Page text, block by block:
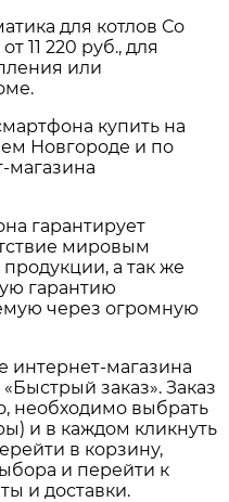
для котлов Со
11 220 руб., для
или
купить на
Новгороде и по
магазина
гарантирует
мировым
а так же
гарантию
через огромную
интернет-магазина
заказ». Заказ
необходимо выбрать
и в каждом кликнуть
в корзину,
и перейти к
и доставки.